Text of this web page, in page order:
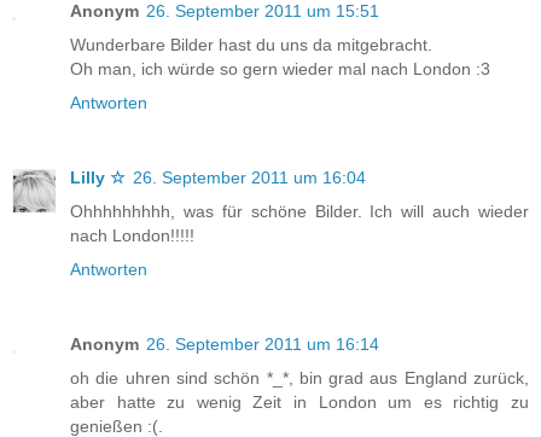
Anonym 26. September 2011 um 15:51
Wunderbare Bilder hast du uns da mitgebracht.
Oh man, ich würde so gern wieder mal nach London :3
Antworten
Lilly ☆ 26. September 2011 um 16:04
Ohhhhhhhhh, was für schöne Bilder. Ich will auch wieder
nach London!!!!!
Antworten
Anonym 26. September 2011 um 16:14
oh die uhren sind schön *_*, bin grad aus England zurück,
aber hatte zu wenig Zeit in London um es richtig zu
genießen :(.